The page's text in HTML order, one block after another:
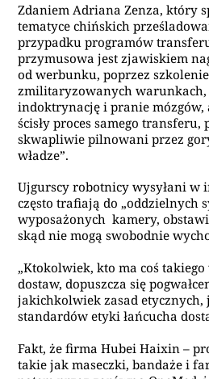
Zdaniem Adriana Zenza, który
tematyce chińskich
przypadku programów
przymusowa jest zjawiskiem
od werbunku, poprzez
zmilitaryzowanych warunkach,
indoktrynację i pranie mózgów,
ścisły proces samego transferu,
skwapliwie pilnowani przez
władze”.
Ujgurscy robotnicy wysyłani w
często trafiają do „oddzielnych
wyposażonych kamery,
skąd nie mogą swobodnie
„Ktokolwiek, kto ma coś
dostaw, dopuszcza się
jakichkolwiek zasad
standardów etyki łańcucha
Fakt, że firma Hubei Haixin –
takie jak maseczki, bandaże i